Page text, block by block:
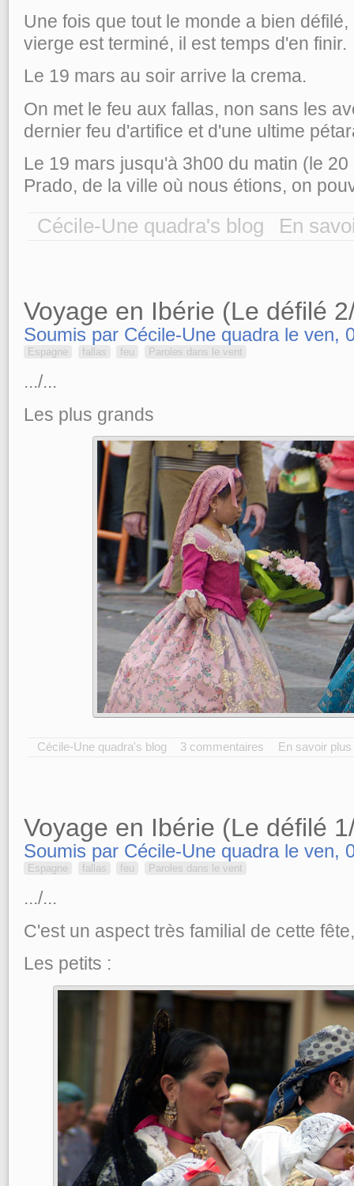
Une fois que tout le monde a bien
vierge est terminé, il est temps d'en finir.
Le 19 mars au soir arrive la crema.
On met le feu aux fallas, non sans les
dernier feu d'artifice et d'une ultime
Le 19 mars jusqu'à 3h00 du matin (le
Prado, de la ville où nous étions, on
Cécile-Une quadra's blog En
Voyage en Ibérie (Le défilé
Soumis par Cécile-Une quadra le ven,
Espagne fallas feu Paroles dans le vent
.../...
Les plus grands
Cécile-Une quadra's blog 3 commentaires En savoir plus
Voyage en Ibérie (Le défilé
Soumis par Cécile-Une quadra le ven,
Espagne fallas feu Paroles dans le vent
.../...
C'est un aspect très familial de cette
Les petits :